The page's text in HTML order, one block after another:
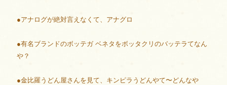
●アナログが絶対言えなくて、アナグロ
●有名ブランドのボッテガ ベネタをボッタクリのバッテラてなん
や？
●金比羅うどん屋さんを見て、キンピラうどんやて〜どんなや